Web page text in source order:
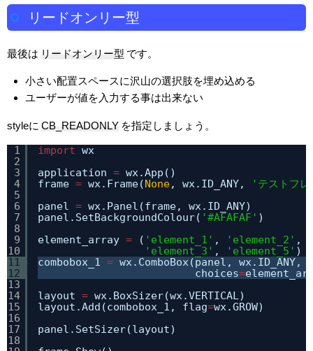
リードオンリー型
最後は リードオンリー型 です。
小さい配置スペースに沢山の選択肢を埋め込める
ユーザーが値を入力する事は出来ない
styleに CB_READONLY を指定しましょう。
1
2
3
4
5
6
7
8
9
10
11
12
13
14
15
16
17
18
import wx
application = wx.App()
frame = wx.Frame(None, wx.ID_ANY,
'テストフ
panel = wx.Panel(frame, wx.ID_ANY)
panel.SetBackgroundColour( '#AFAFAF' )
element_array = ( 'element_1' , 'element_2' ,
'element_3' , 'element_5' )
combobox_1 = wx.ComboBox(panel, wx.ID_ANY,
choices=
layout = wx.BoxSizer(wx.VERTICAL)
layout.Add(combobox_1, flag=wx.GROW)
panel.SetSizer(layout)